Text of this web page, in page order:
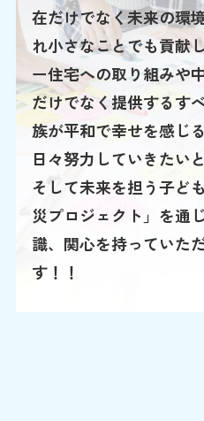
在だけでなく未来の環
れ小さなことでも貢献
ー住宅への取り組みや
だけでなく提供するす
族が平和で幸せを感じ
日々努力していきたい
そして未来を担う子ど
災プロジェクト」を通
識、関心を持っていた
す！！